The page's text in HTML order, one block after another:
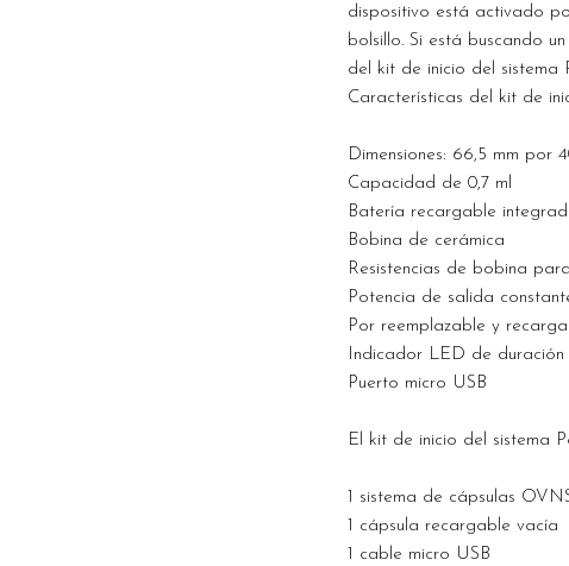
dispositivo está activado
bolsillo. Si está buscando
del kit de inicio del sistema
Características del kit de
Dimensiones: 66,5 mm por
Capacidad de 0,7 ml
Batería recargable
Bobina de cerámica
Resistencias de bobina
Potencia de salida
Por reemplazable y
Indicador LED de
Puerto micro USB
El kit de inicio del sistema
1 sistema de cápsulas OVNS
1 cápsula recargable vacía
1 cable micro USB